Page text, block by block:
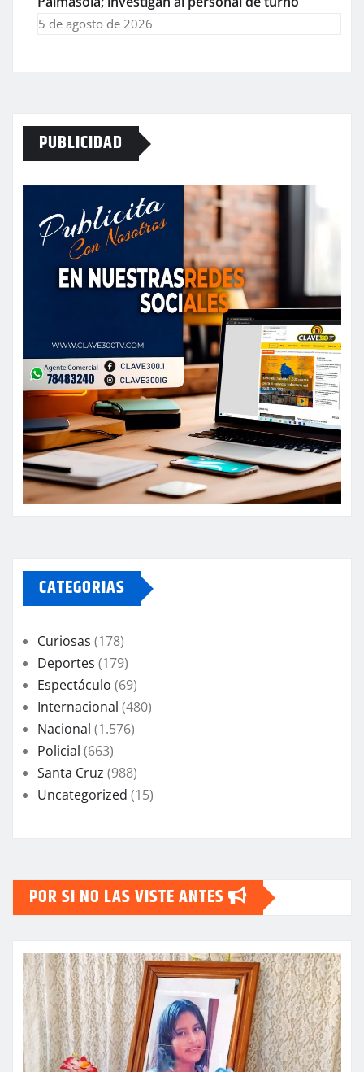
5 de agosto de 2026
PUBLICIDAD
CATEGORIAS
Curiosas (178)
Deportes (179)
Espectáculo (69)
Internacional (480)
Nacional (1.576)
Policial (663)
Santa Cruz (988)
Uncategorized (15)
POR SI NO LAS VISTE ANTES